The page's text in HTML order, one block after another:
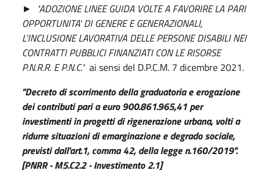
► "ADOZIONE LINEE GUIDA VOLTE A FAVORIRE LA PARI
OPPORTUNITA' DI GENERE E GENERAZIONALI,
L'INCLUSIONE LAVORATIVA DELLE PERSONE DISABILI NEI
CONTRATTI PUBBLICI FINANZIATI CON LE RISORSE
P.N.R.R. E P.N.C."ai sensi del D.P.C.M. 7 dicembre 2021.
"Decreto di scorrimento della graduatoria e erogazione
dei contributi pari a euro 900.861.965,41 per
investimenti in progetti di rigenerazione urbana, volti a
ridurre situazioni di emarginazione e degrado sociale,
previsti dall'art.1, comma 42, della legge n.160/2019".
[PNRR - M5.C2.2 - Investimento 2.1]